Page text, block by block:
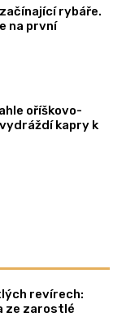
rybáře.
na první
oříškovo-
kapry k
revírech:
ze zarostlé